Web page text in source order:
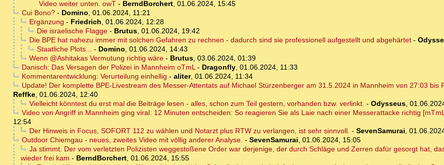
Video weiter unten. owT - BerndBorchert, 01.06.2024, 15:45
Cui Bono?- Domino, 01.06.2024, 11:21
Ergänzung - Friedrich, 01.06.2024, 12:28
Die israelische Flagge- Brutus, 01.06.2024, 19:42
Die BPE hat nahezu immer mit solchen Gefahren zu rechnen - dadurch sind sie professionell aufgestellt und abgehärtet-
Staatliche Plots... - Domino, 01.06.2024, 14:43
Wenn @Ashitakas Vermutung richtig wäre- Brutus, 03.06.2024, 01:39
Danisch: Das Versagen der Polizei in Mannheim oTmL- Dragonfly, 01.06.2024, 11:33
Kommentarentwicklung: Verurteilung einhellig - aliter, 01.06.2024, 11:34
Update! Der komplette BPE-Livestream des Messer-Attentats auf Michael Stürzenberger am 31.5.2024 in Mannheim von 27:03 bis
Reffke, 01.06.2024, 12:40
Vielleicht könntest du erst mal die Beiträge lesen - alles, schon zum Teil gestern, vorhanden bzw. verlinkt. - Odysseus,
Video von Angriff in Mannheim ging viral: 12 Minuten entscheiden: So reagieren Sie als Laie nach einer Messerattacke richtig
12:54
Der Hinweis in Focus, SOFORT 112 zu wählen und Notarzt plus RTW zu verlangen, ist sehr sinnvoll. - SevenSamurai,
Outdoor Chiemgau - neues, zweites Video mit völlig anderer Analyse. - SevenSamurai, 01.06.2024, 15:05
Ja stimmt. Der vom verletzten Polizisten weggestoßene Order war derjenige, der durch Schläge und Zerren dafür gesorgt hat,
wieder frei kam - BerndBorchert, 01.06.2024, 15:55